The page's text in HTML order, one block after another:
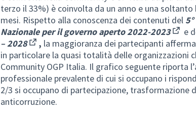
terzo il 33%) è coinvolta da un anno e una
mesi. Rispetto alla conoscenza dei contenuti del
Nazionale per il governo aperto 2022-2023
e
– 2028
(External link)
, la maggioranza dei partecipanti
in particolare la quasi totalità delle organizzazioni
Community OGP Italia. Il grafico seguente riporta
professionale prevalente di cui si occupano i
2/3 si occupano di partecipazione, trasformazione
anticorruzione.